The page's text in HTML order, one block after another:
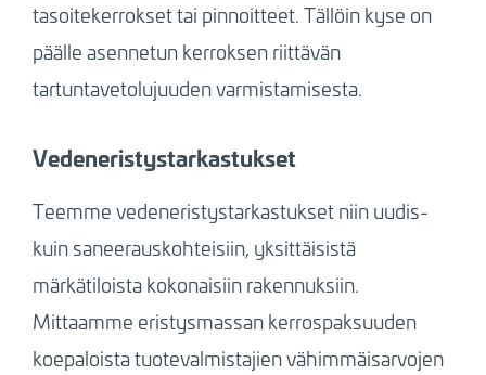
tasoitekerrokset tai pinnoitteet. Tällöin kyse on
päälle asennetun kerroksen riittävän
tartuntavetolujuuden varmistamisesta.
Vedeneristystarkastukset
Teemme vedeneristystarkastukset niin uudis-
kuin saneerauskohteisiin, yksittäisistä
märkätiloista kokonaisiin rakennuksiin.
Mittaamme eristysmassan kerrospaksuuden
koepaloista tuotevalmistajien vähimmäisarvojen